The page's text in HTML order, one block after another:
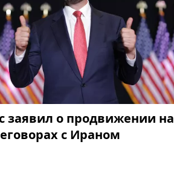
заявил о продвижении на
с Ираном